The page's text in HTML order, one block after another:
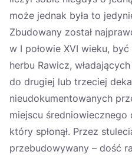
może jednak była to
Zbudowany został
w I połowie XVI wieku,
herbu Rawicz,
do drugiej lub trzeciej
nieudokumentowanych
miejscu
który spłonął. Przez
przebudowywany – dość